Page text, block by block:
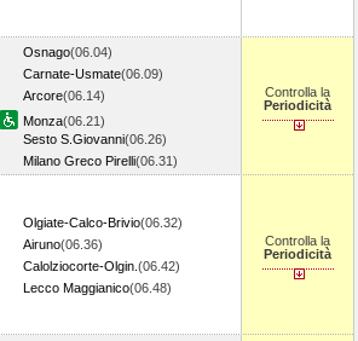
Osnago(06.04)
Carnate-Usmate(06.09)
Arcore(06.14)
Monza(06.21)
Sesto S.Giovanni(06.26)
Milano Greco Pirelli(06.31)
Controlla la
Periodicità
Olgiate-Calco-Brivio(06.32)
Airuno(06.36)
Calolziocorte-Olgin. (06.42)
Lecco Maggianico(06.48)
Controlla la
Periodicità